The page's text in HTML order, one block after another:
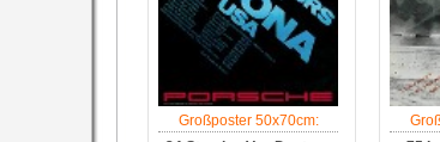
Großposter 50x70cm: